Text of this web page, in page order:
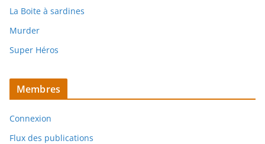
La Boite à sardines
Murder
Super Héros
Membres
Connexion
Flux des publications